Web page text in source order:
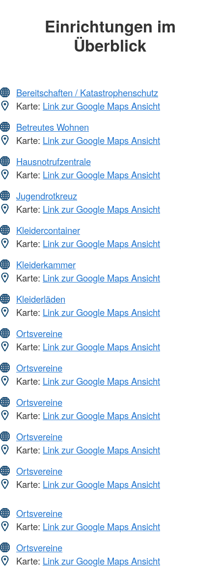
Einrichtungen im
Überblick
Bereitschaften / Katastrophenschutz
Karte: Link zur Google Maps Ansicht
Betreutes Wohnen
Karte: Link zur Google Maps Ansicht
Hausnotrufzentrale
Karte: Link zur Google Maps Ansicht
Jugendrotkreuz
Karte: Link zur Google Maps Ansicht
Kleidercontainer
Karte: Link zur Google Maps Ansicht
Kleiderkammer
Karte: Link zur Google Maps Ansicht
Kleiderläden
Karte: Link zur Google Maps Ansicht
Ortsvereine
Karte: Link zur Google Maps Ansicht
Ortsvereine
Karte: Link zur Google Maps Ansicht
Ortsvereine
Karte: Link zur Google Maps Ansicht
Ortsvereine
Karte: Link zur Google Maps Ansicht
Ortsvereine
Karte: Link zur Google Maps Ansicht
Ortsvereine
Karte: Link zur Google Maps Ansicht
Ortsvereine
Karte: Link zur Google Maps Ansicht